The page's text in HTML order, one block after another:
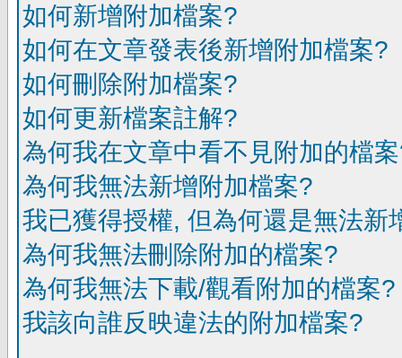
如何新增附加檔案?
如何在文章發表後新增附加檔案?
如何刪除附加檔案?
如何更新檔案註解?
為何我在文章中看不見附加的檔
為何我無法新增附加檔案?
我已獲得授權, 但為何還是無法新
為何我無法刪除附加的檔案?
為何我無法下載/觀看附加的檔案?
我該向誰反映違法的附加檔案?